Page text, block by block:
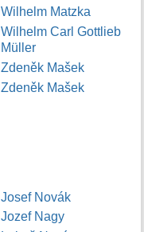
Wilhelm Matzka
Wilhelm Carl Gottlieb
Müller
Zdeněk Mašek
Zdeněk Mašek
Josef Novák
Jozef Nagy